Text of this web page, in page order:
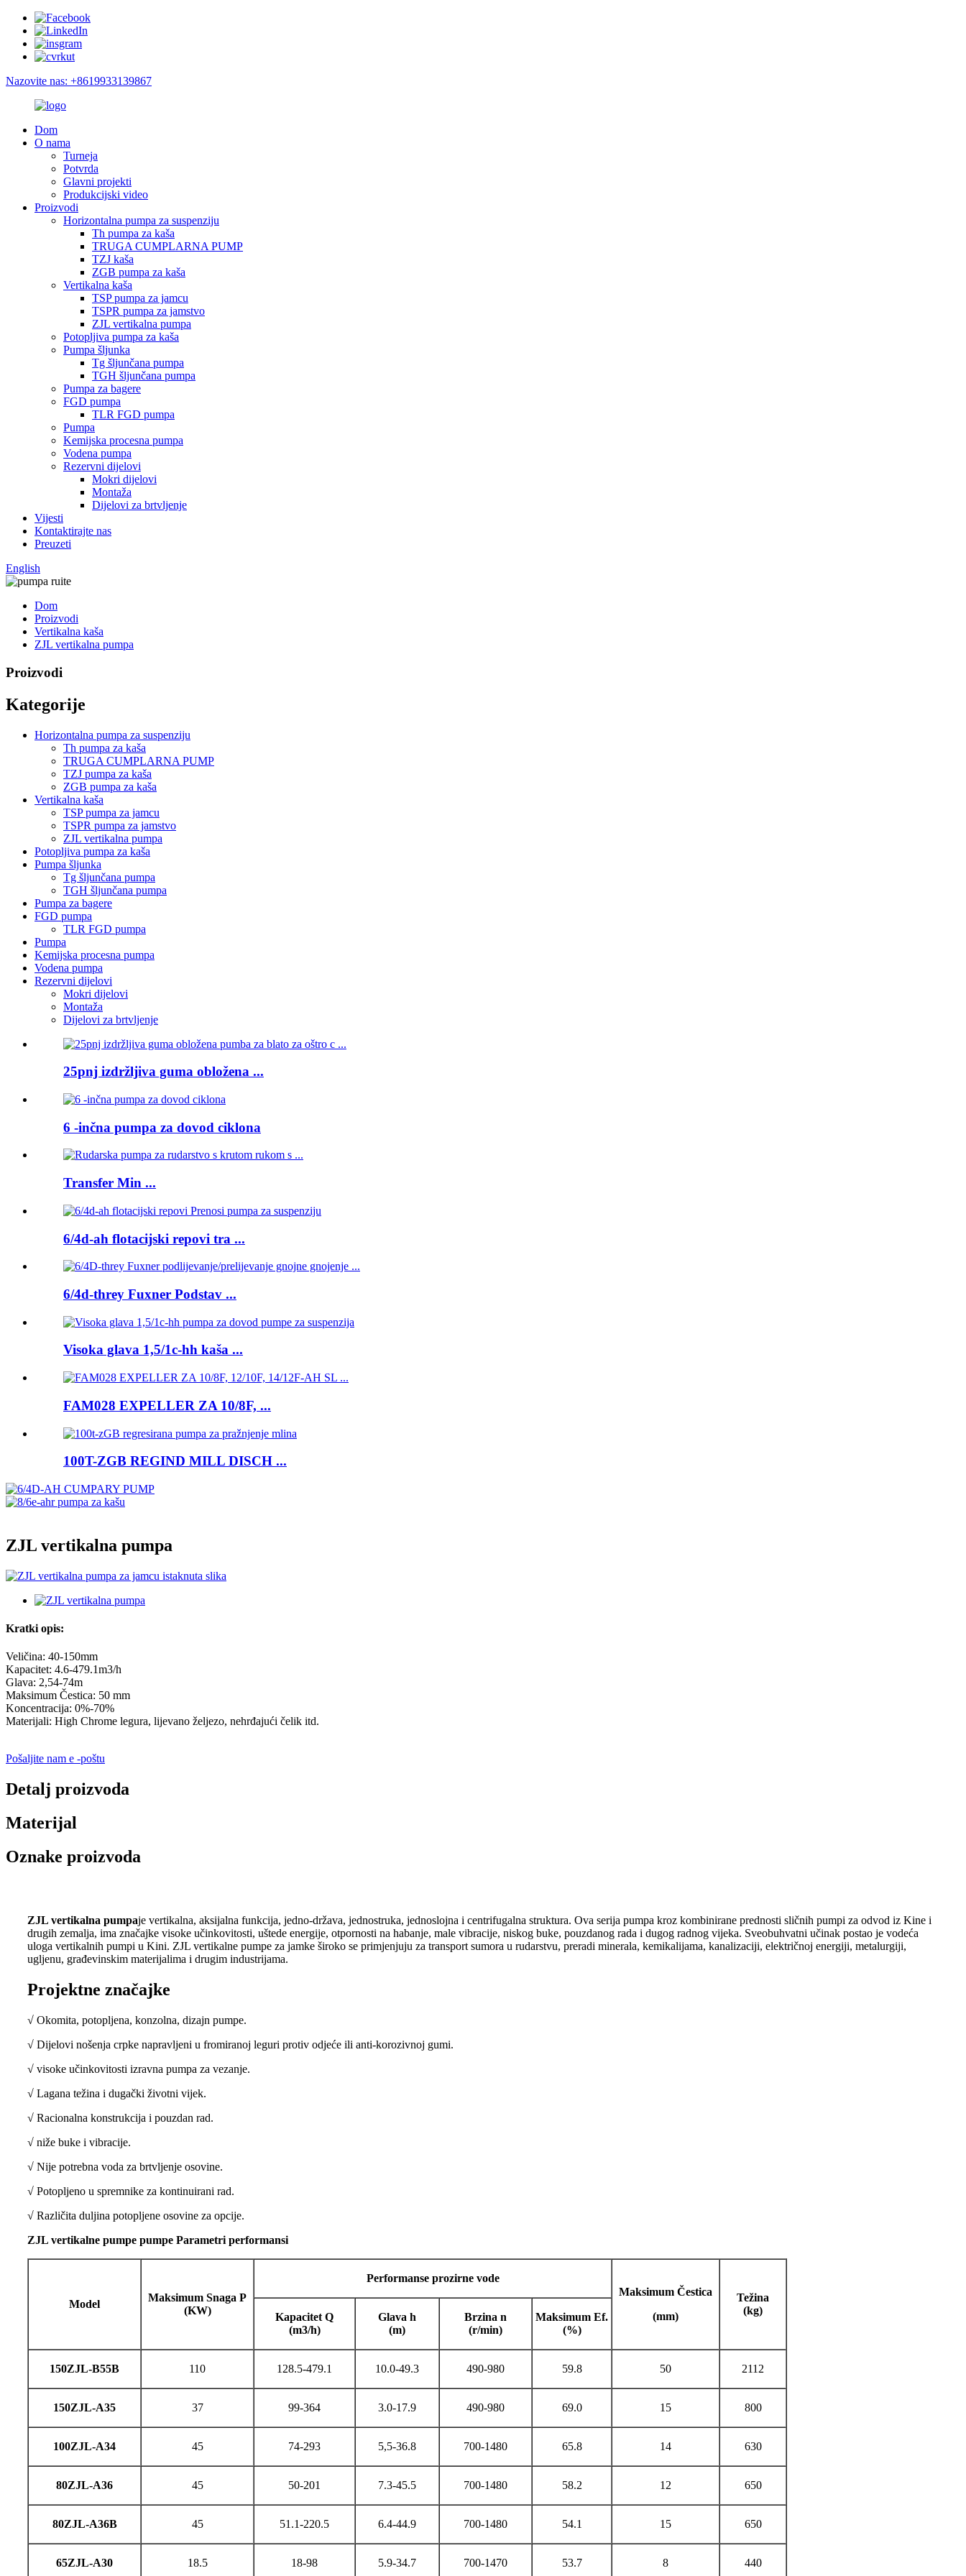
Nazovite nas: +8619933139867
Dom
O nama
Turneja
Potvrda
Glavni projekti
Produkcijski video
Proizvodi
Horizontalna pumpa za suspenziju
Th pumpa za kaša
TRUGA CUMPLARNA PUMP
TZJ kaša
ZGB pumpa za kaša
Vertikalna kaša
TSP pumpa za jamcu
TSPR pumpa za jamstvo
ZJL vertikalna pumpa
Potopljiva pumpa za kaša
Pumpa šljunka
Tg šljunčana pumpa
TGH šljunčana pumpa
Pumpa za bagere
FGD pumpa
TLR FGD pumpa
Pumpa
Kemijska procesna pumpa
Vodena pumpa
Rezervni dijelovi
Mokri dijelovi
Montaža
Dijelovi za brtvljenje
Vijesti
Kontaktirajte nas
Preuzeti
English
Dom
Proizvodi
Vertikalna kaša
ZJL vertikalna pumpa
Proizvodi
Kategorije
Horizontalna pumpa za suspenziju
Th pumpa za kaša
TRUGA CUMPLARNA PUMP
TZJ pumpa za kaša
ZGB pumpa za kaša
Vertikalna kaša
TSP pumpa za jamcu
TSPR pumpa za jamstvo
ZJL vertikalna pumpa
Potopljiva pumpa za kaša
Pumpa šljunka
Tg šljunčana pumpa
TGH šljunčana pumpa
Pumpa za bagere
FGD pumpa
TLR FGD pumpa
Pumpa
Kemijska procesna pumpa
Vodena pumpa
Rezervni dijelovi
Mokri dijelovi
Montaža
Dijelovi za brtvljenje
25pnj izdržljiva guma obložena ...
6 -inčna pumpa za dovod ciklona
Transfer Min ...
6/4d-ah flotacijski repovi tra ...
6/4d-threy Fuxner Podstav ...
Visoka glava 1,5/1c-hh kaša ...
FAM028 EXPELLER ZA 10/8F, ...
100T-ZGB REGIND MILL DISCH ...
ZJL vertikalna pumpa
Kratki opis:
Veličina: 40-150mm
Kapacitet: 4.6-479.1m3/h
Glava: 2,54-74m
Maksimum Čestica: 50 mm
Koncentracija: 0%-70%
Materijali: High Chrome legura, lijevano željezo, nehrđajući čelik itd.
Pošaljite nam e -poštu
Detalj proizvoda
Materijal
Oznake proizvoda
ZJL vertikalna pumpaje vertikalna, aksijalna funkcija, jedno-država, jednostruka, jednoslojna i centrifugalna struktura. Ova serija pumpa kroz kombinirane prednosti sličnih pumpi za odvod iz Kine i
drugih zemalja, ima značajke visoke učinkovitosti, uštede energije, otpornosti na habanje, male vibracije, niskog buke, pouzdanog rada i dugog radnog vijeka. Sveobuhvatni učinak postao je vodeća
uloga vertikalnih pumpi u Kini. ZJL vertikalne pumpe za jamke široko se primjenjuju za transport sumora u rudarstvu, preradi minerala, kemikalijama, kanalizaciji, električnoj energiji, metalurgiji,
ugljenu, građevinskim materijalima i drugim industrijama.
Projektne značajke
√ Okomita, potopljena, konzolna, dizajn pumpe.
√ Dijelovi nošenja crpke napravljeni u fromiranoj leguri protiv odjeće ili anti-korozivnoj gumi.
√ visoke učinkovitosti izravna pumpa za vezanje.
√ Lagana težina i dugački životni vijek.
√ Racionalna konstrukcija i pouzdan rad.
√ niže buke i vibracije.
√ Nije potrebna voda za brtvljenje osovine.
√ Potopljeno u spremnike za kontinuirani rad.
√ Različita duljina potopljene osovine za opcije.
ZJL vertikalne pumpe pumpe Parametri performansi
Model
Maksimum Snaga P
(KW)
Performanse prozirne vode
Maksimum Čestica
(mm)
Težina
(kg)
Kapacitet Q
(m3/h)
Glava h
(m)
Brzina n
(r/min)
Maksimum Ef.
(%)
150ZJL-B55B 110 128.5-479.1 10.0-49.3 490-980 59.8 50 2112
150ZJL-A35 37 99-364 3.0-17.9 490-980 69.0 15 800
100ZJL-A34 45 74-293 5,5-36.8 700-1480 65.8 14 630
80ZJL-A36 45 50-201 7.3-45.5 700-1480 58.2 12 650
80ZJL-A36B 45 51.1-220.5 6.4-44.9 700-1480 54.1 15 650
65ZJL-A30 18.5 18-98 5.9-34.7 700-1470 53.7 8 440